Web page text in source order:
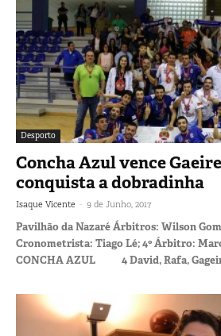
Desporto
Concha Azul vence
conquista a dobradinha
Isaque Vicente - 9 de Junho, 2017
Pavilhão da Nazaré Árbitros: Wilson
Cronometrista: Tiago Lé; 4º Árbitro:
CONCHA AZUL 4 David, Rafa,